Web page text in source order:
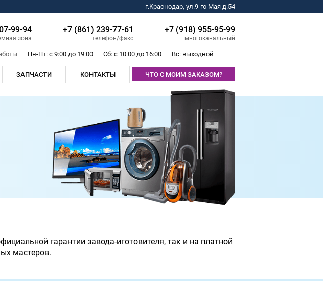
г.Краснодар, ул.9-го Мая д.54
99-94
зона
+7 (861) 239-77-61
телефон/факс
+7 (918) 955-95-99
многоканальный
Пн-Пт: с 9:00 до 19:00 Сб: с 10:00 до 16:00 Вс: выходной
ЗАПЧАСТИ КОНТАКТЫ ЧТО С МОИМ ЗАКАЗОМ?
гарантии завода-иготовителя, так и на платной
мастеров.